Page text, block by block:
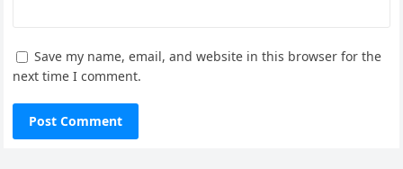
Save my name, email, and website in this browser for the
next time I comment.